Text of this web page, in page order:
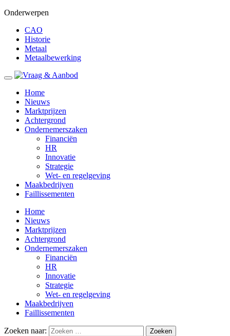
Onderwerpen
CAO
Historie
Metaal
Metaalbewerking
Home
Nieuws
Marktprijzen
Achtergrond
Ondernemerszaken
Financiën
HR
Innovatie
Strategie
Wet- en regelgeving
Maakbedrijven
Faillissementen
Home
Nieuws
Marktprijzen
Achtergrond
Ondernemerszaken
Financiën
HR
Innovatie
Strategie
Wet- en regelgeving
Maakbedrijven
Faillissementen
Zoeken naar: